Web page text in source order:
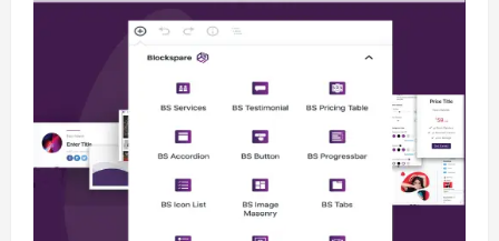
Opini
Sekolah Rakyat, Upaya Negara
Memutus Kemiskinan Antargenerasi